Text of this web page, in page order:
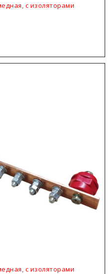
с изоляторами
с изоляторами